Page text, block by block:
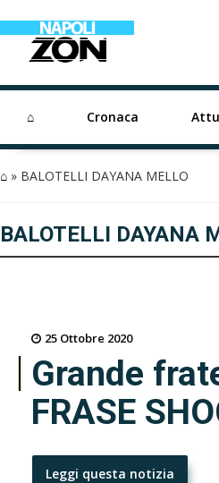
⌂ Cronaca
⌂ » BALOTELLI DAYANA MELLO
BALOTELLI DAYANA
25 Ottobre 2020
Grande
FRASE
Leggi questa notizia